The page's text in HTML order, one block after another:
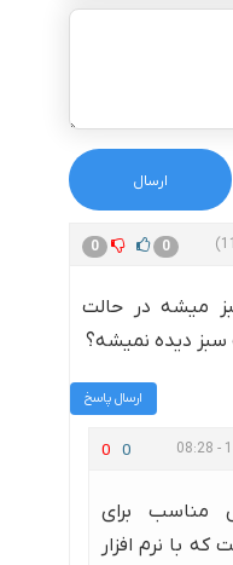
0 0
میشه در حالت
سبز دیده نمیشه؟
ارسال پاسخ
0 0
مناسب برای
با نرم افزار